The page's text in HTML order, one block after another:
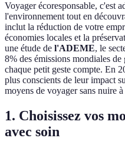
Voyager écoresponsable, c'est
l'environnement tout en
inclut la réduction de votre
économies locales et la
une étude de l'ADEME, le
8% des émissions mondiales de
chaque petit geste compte. En
plus conscients de leur impact
moyens de voyager sans nuire
1. Choisissez vos
avec soin